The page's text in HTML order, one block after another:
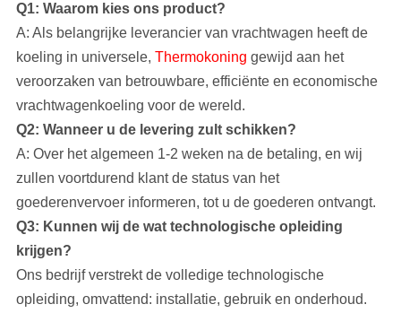
Q1: Waarom kies ons product?
A: Als belangrijke leverancier van vrachtwagen heeftde
koeling in universele, Thermokoning gewijd aan het
veroorzaken van betrouwbare, efficiënte en economische
vrachtwagenkoeling voor de wereld.
Q2: Wanneer u de levering zult schikken?
A: Over het algemeen 1-2 weken na de betaling, en wij
zullen voortdurend klant de status van het
goederenvervoer informeren, tot u de goederen ontvangt.
Q3: Kunnen wij de wat technologische opleiding
krijgen?
Ons bedrijfverstrekt de volledige technologische
opleiding, omvattend: installatie, gebruik en onderhoud.